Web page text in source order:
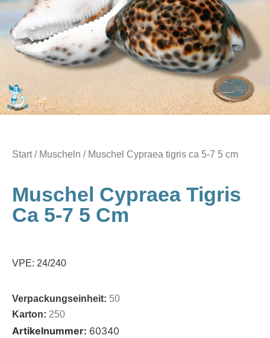
Start/ Muscheln / Muschel Cypraea tigris ca 5-7 5 cm
Muschel Cypraea Tigris
Ca 5-7 5 Cm
VPE: 24/240
Verpackungseinheit: 50
Karton: 250
Artikelnummer: 60340